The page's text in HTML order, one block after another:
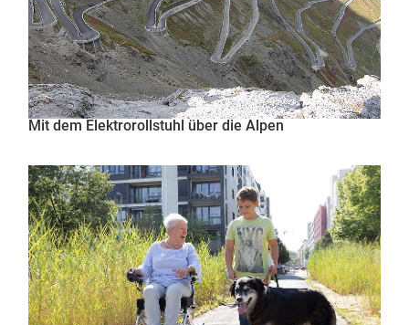
Mit dem Elektrorollstuhl über die Alpen